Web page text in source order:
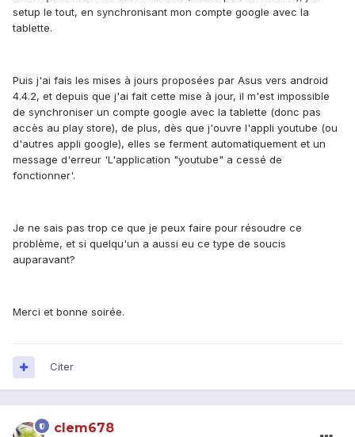
setup le tout, en synchronisant mon compte google avec la
tablette.
Puis j'ai fais les mises à jours proposées par Asus vers android
4.4.2, et depuis que j'ai fait cette mise à jour, il m'est impossible
de synchroniser un compte google avec la tablette (donc pas
accès au play store), de plus, dès que j'ouvre l'appli youtube (ou
d'autres appli google), elles se ferment automatiquement et un
message d'erreur 'L'application "youtube" a cessé de
fonctionner'.
Je ne sais pas trop ce que je peux faire pour résoudre ce
problème, et si quelqu'un a aussi eu ce type de soucis
auparavant?
Merci et bonne soirée.
Citer
clem678